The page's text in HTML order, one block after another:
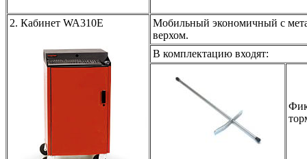
2. Кабинет WA310E
Мобильный экономичный с
верхом.
В комплектацию входят: